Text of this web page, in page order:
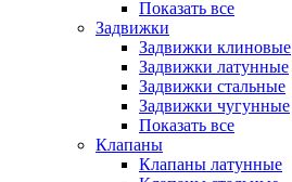
Показать все
Задвижки
Задвижки клиновые
Задвижки латунные
Задвижки стальные
Задвижки чугунные
Показать все
Клапаны
Клапаны латунные